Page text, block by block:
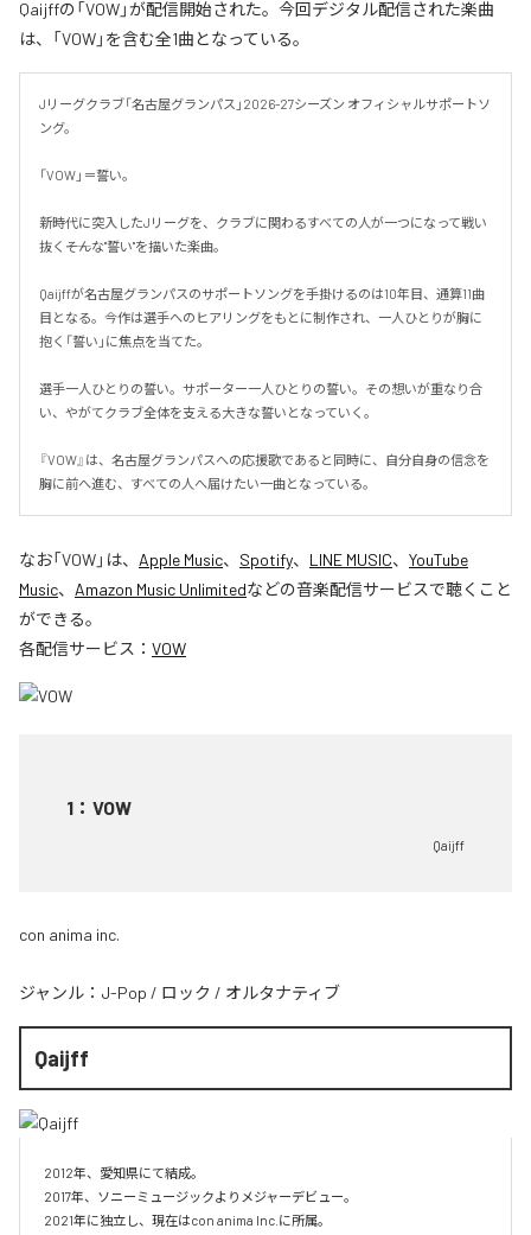
Qaijffの「VOW」が配信開始された。今回デジタル配信された楽曲
は、「VOW」を含む全1曲となっている。
Jリーグクラブ「名古屋グランパス」2026-27シーズン オフィシャルサポートソ
ング。
「VOW」＝誓い。
新時代に突入したJリーグを、クラブに関わるすべての人が一つになって戦い
抜く――そんな"誓い"を描いた楽曲。
Qaijffが名古屋グランパスのサポートソングを手掛けるのは10年目、通算11曲
目となる。今作は選手へのヒアリングをもとに制作され、一人ひとりが胸に
抱く「誓い」に焦点を当てた。
選手一人ひとりの誓い。サポーター一人ひとりの誓い。その想いが重なり合
い、やがてクラブ全体を支える大きな誓いとなっていく。
『VOW』は、名古屋グランパスへの応援歌であると同時に、自分自身の信念を
胸に前へ進む、すべての人へ届けたい一曲となっている。
なお「VOW」は、 Apple Music、 Spotify、 LINE MUSIC、 YouTube
Music、 Amazon Music Unlimitedなどの音楽配信サービスで聴くこと
ができる。
各配信サービス： VOW
1 ： VOW
Qaijff
con anima inc.
ジャンル： J-Pop / ロック / オルタナティブ
Qaijff
2012年、愛知県にて結成。
2017年、ソニーミュージックよりメジャーデビュー。
2021年に独立し、現在はcon anima Inc.に所属。